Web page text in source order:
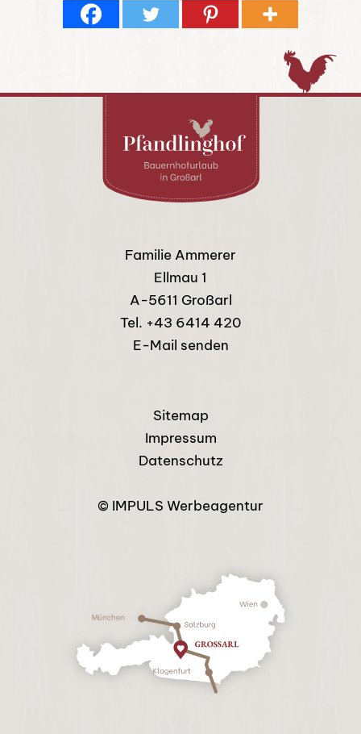
Familie Ammerer
Ellmau 1
A-5611 Großarl
Tel. +43 6414 420
E-Mail senden
Sitemap
Impressum
Datenschutz
© IMPULS Werbeagentur